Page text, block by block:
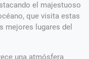
el majestuoso
que visita estas
mejores lugares del
una atmósfera